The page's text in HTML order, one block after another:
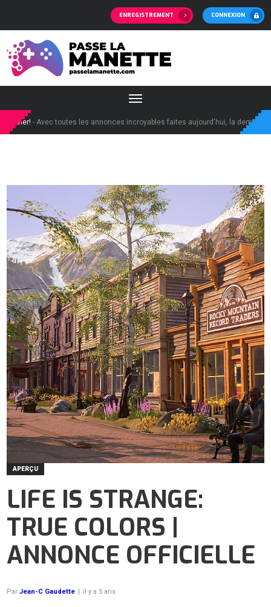
ENREGISTREMENT CONNEXION
- Avec toutes les annonces incroyables faites aujourd'hui, la demande pour
APERÇU
LIFE IS STRANGE:
TRUE COLORS |
ANNONCE OFFICIELLE
ParJean-C Gaudette | il y a 5 ans